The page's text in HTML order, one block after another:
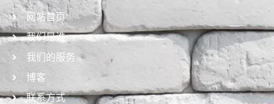
网站首页
我们是谁
我们的服务
博客
联系方式